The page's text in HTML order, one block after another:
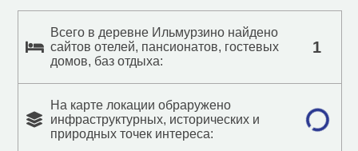
Всего в деревне Ильмурзино найдено
сайтов отелей, пансионатов, гостевых
домов, баз отдыха:
1
На карте локации обраружено
инфраструктурных, исторических и
природных точек интереса: